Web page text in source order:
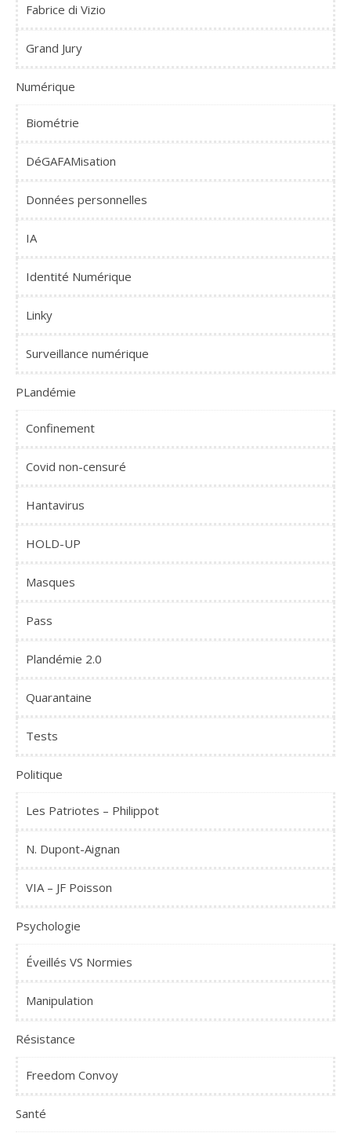
Fabrice di Vizio
Grand Jury
Numérique
Biométrie
DéGAFAMisation
Données personnelles
IA
Identité Numérique
Linky
Surveillance numérique
PLandémie
Confinement
Covid non-censuré
Hantavirus
HOLD-UP
Masques
Pass
Plandémie 2.0
Quarantaine
Tests
Politique
Les Patriotes – Philippot
N. Dupont-Aignan
VIA – JF Poisson
Psychologie
Éveillés VS Normies
Manipulation
Résistance
Freedom Convoy
Santé